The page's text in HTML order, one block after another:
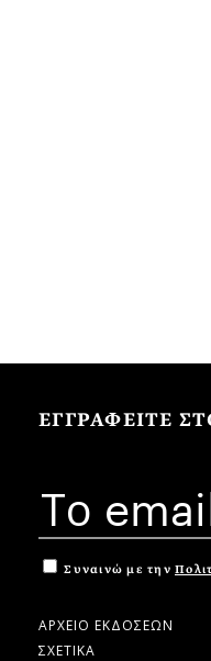
ΕΓΓΡΑΦΕΙΤΕ
Συναινώ με την
ΑΡΧΕΙΟ ΕΚΔΟΣΕΩΝ
ΣΧΕΤΙΚΑ